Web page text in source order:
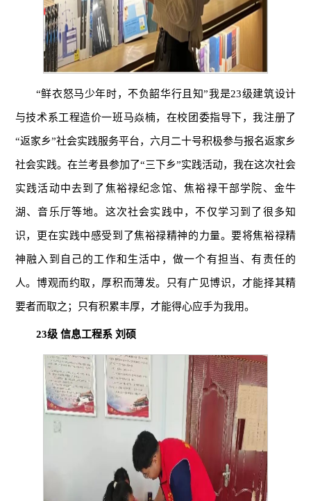
“鲜衣怒马少年时，不负韶华行且知”我是23级建筑设计
与技术系工程造价一班马焱楠，在校团委指导下，我注册了
“返家乡”社会实践服务平台，六月二十号积极参与报名返家乡
社会实践。在兰考县参加了“三下乡”实践活动，我在这次社会
实践活动中去到了焦裕禄纪念馆、焦裕禄干部学院、金牛
湖、音乐厅等地。这次社会实践中，不仅学习到了很多知
识，更在实践中感受到了焦裕禄精神的力量。要将焦裕禄精
神融入到自己的工作和生活中，做一个有担当、有责任的
人。博观而约取，厚积而薄发。只有广见博识，才能择其精
要者而取之；只有积累丰厚，才能得心应手为我用。
23级 信息工程系 刘硕